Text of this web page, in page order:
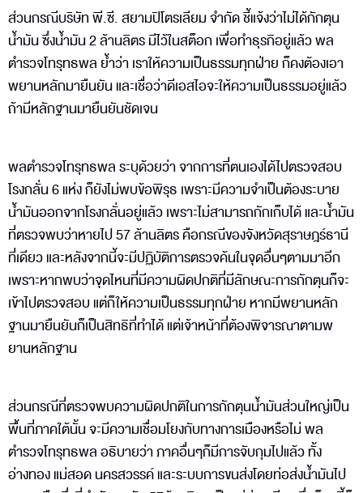
ส่วนกรณีบริษัท พี.ซี. สยามปิโตรเลียม จำกัด ชี้แจ้งว่าไม่ได้กักตุน
น้ำมัน ซึ่งน้ำมัน 2 ล้านลิตร มีไว้ในสต็อก เพื่อทำธุรกิอยู่แล้ว พล
ตำรวจโทรุทธพล ย้ำว่า เราให้ความเป็นธรรมทุกฝ่าย ก็คงต้องเอา
พยานหลักมายืนยัน และเชื่อว่าดีเอสไอจะให้ความเป็นธรรมอยู่แล้ว
ถ้ามีหลักฐานมายืนยันชัดเจน
พลตำรวจโทรุทธพล ระบุด้วยว่า จากการที่ตนเองได้ไปตรวจสอบ
โรงกลั่น 6 แห่ง ก็ยังไม่พบข้อพิรุธ เพราะมีความจำเป็นต้องระบาย
น้ำมันออกจากโรงกลั่นอยู่แล้ว เพราะไม่สามารถกักเก็บได้ และน้ำมัน
ที่ตรวจพบว่าหายไป 57 ล้านลิตร คือกรณีของจังหวัดสุราษฎร์ธานี
ที่เดียว และหลังจากนี้จะมีปฏิบัติการตรวจค้นในจุดอื่นๆตามมาอีก
เพราะหากพบว่าจุดไหนที่มีความผิดปกติที่มีลักษณะการกักตุนก็จะ
เข้าไปตรวจสอบ แต่ก็ให้ความเป็นธรรมทุกฝ่าย หากมีพยานหลัก
ฐานมายืนยันก็เป็นสิทธิที่ทำได้ แต่เจ้าหน้าที่ต้องพิจารณาตามพ
ยานหลักฐาน
ส่วนกรณีที่ตรวจพบความผิดปกติในการกักตุนน้ำมันส่วนใหญ่เป็น
พื้นที่ภาคใต้นั้น จะมีความเชื่อมโยงกับทางการเมืองหรือไม่ พล
ตำรวจโทรุทธพล อธิบายว่า ภาคอื่นๆก็มีการจับกุมไปแล้ว ทั้ง
อ่างทอง แม่สอด นครสวรรค์ และระบบการขนส่งโดยท่อส่งน้ำมันไป